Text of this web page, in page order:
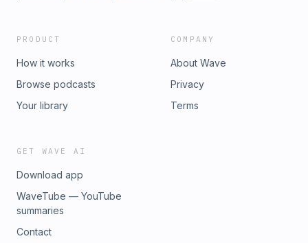
PRODUCT
How it works
Browse podcasts
Your library
COMPANY
About Wave
Privacy
Terms
GET WAVE AI
Download app
WaveTube — YouTube
summaries
Contact